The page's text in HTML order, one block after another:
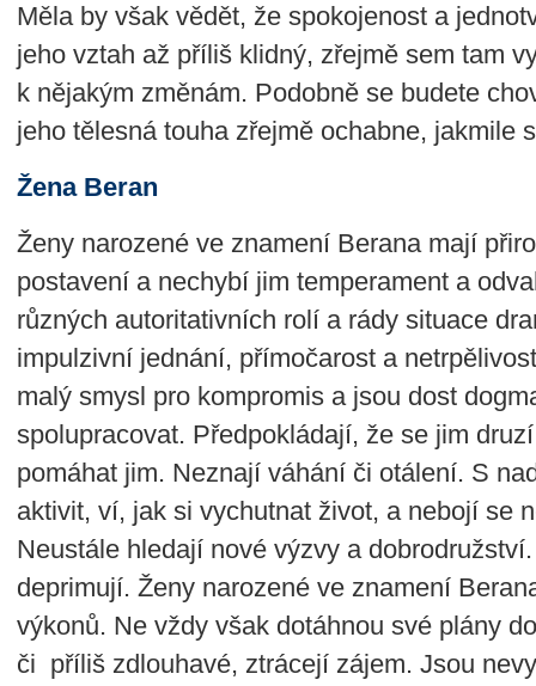
Měla by však vědět, že spokojenost a
jeho vztah až příliš klidný, zřejmě sem tam
k nějakým změnám. Podobně se budete
jeho tělesná touha zřejmě ochabne, jakmile
Žena Beran
Ženy narozené ve znamení Berana mají
postavení a nechybí jim temperament a
různých autoritativních rolí a rády situace
impulzivní jednání, přímočarost a
malý smysl pro kompromis a jsou dost
spolupracovat. Předpokládají, že se jim
pomáhat jim. Neznají váhání či otálení. S
aktivit, ví, jak si vychutnat život, a nebojí se
Neustále hledají nové výzvy a
deprimují. Ženy narozené ve znamení
výkonů. Ne vždy však dotáhnou své plány
či příliš zdlouhavé, ztrácejí zájem. Jsou